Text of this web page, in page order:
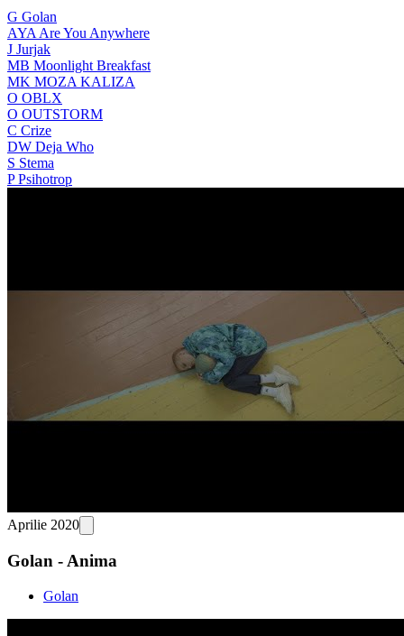
G Golan
AYA Are You Anywhere
J Jurjak
MB Moonlight Breakfast
MK MOZA KALIZA
O OBLX
O OUTSTORM
C Crize
DW Deja Who
S Stema
PPsihotrop
Aprilie 2020
Golan - Anima
Golan